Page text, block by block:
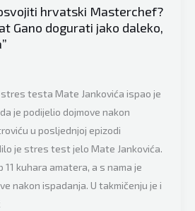
hrvatski Masterchef?
Gano dogurati jako daleko,
stres testa Mate Jankovića ispao je
je podijelio dojmove nakon
u posljednjoj epizodi
je stres test jelo Mate Jankovića.
11 kuhara amatera, a s nama je
nakon ispadanja. U takmičenju je i